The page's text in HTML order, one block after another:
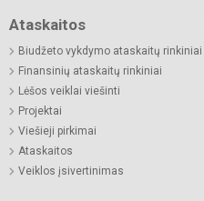
Ataskaitos
Biudžeto vykdymo ataskaitų rinkiniai
Finansinių ataskaitų rinkiniai
Lėšos veiklai viešinti
Projektai
Viešieji pirkimai
Ataskaitos
Veiklos įsivertinimas